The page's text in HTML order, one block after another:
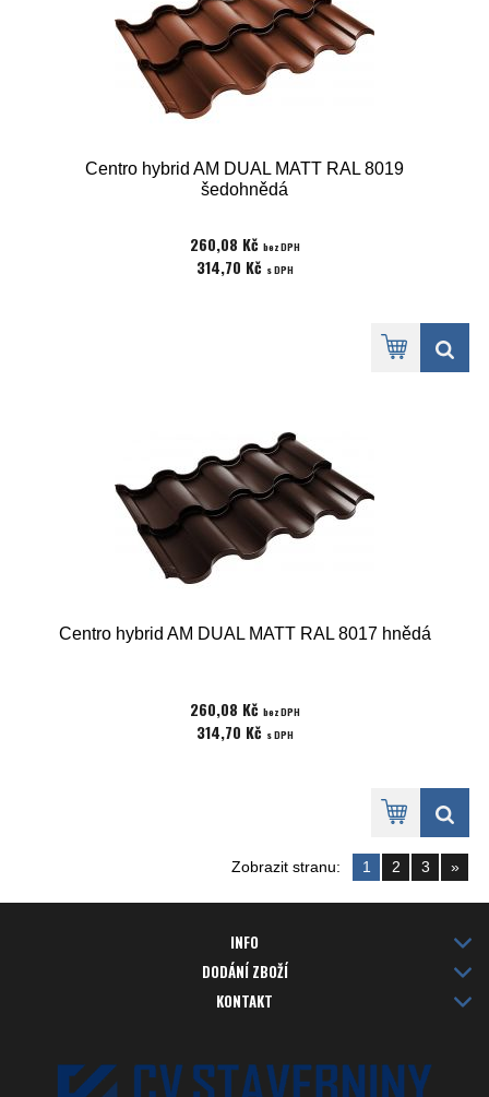
Centro hybrid AM DUAL MATT RAL 8019
šedohnědá
260,08 Kč bez DPH
314,70 Kč s DPH
Centro hybrid AM DUAL MATT RAL 8017 hnědá
260,08 Kč bez DPH
314,70 Kč s DPH
Zobrazit stranu: 1 2 3 »
INFO
DODÁNÍ ZBOŽÍ
KONTAKT